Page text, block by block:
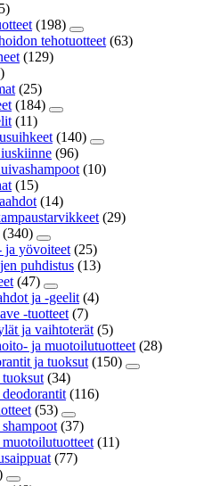
(198)
tehotuotteet (63)
(129)
(25)
(184)
(11)
(140)
(96)
(10)
(15)
(14)
(29)
(340)
ja yövoiteet (25)
puhdistus (13)
(47)
ja -geelit (4)
-tuotteet (7)
ja vaihtoterät (5)
ja muotoilutuotteet (28)
ja tuoksut (150)
(34)
(116)
(53)
(37)
(11)
(77)